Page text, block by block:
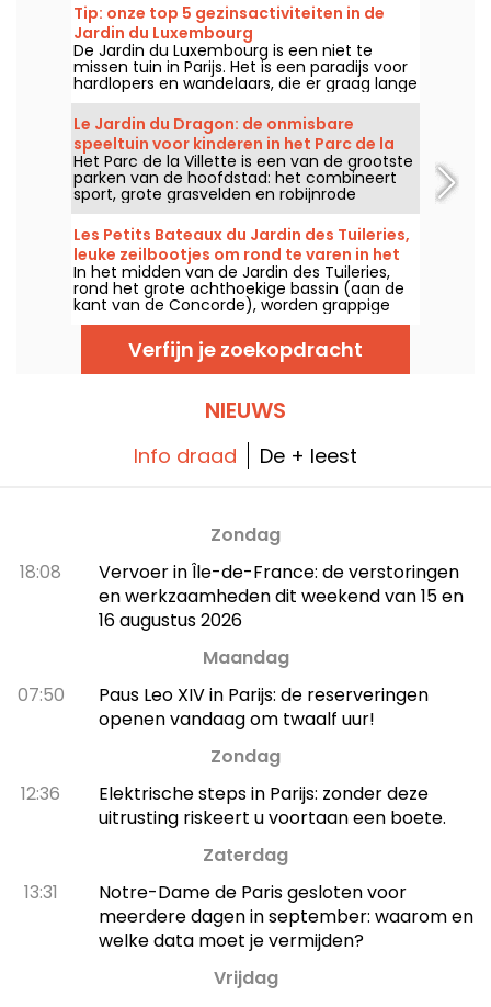
Tip: onze top 5 gezinsactiviteiten in de
Jardin du Luxembourg
De Jardin du Luxembourg is een niet te
missen tuin in Parijs. Het is een paradijs voor
hardlopers en wandelaars, die er graag lange
middagen doorbrengen, maar ook een
favoriete plek voor gezinnen, die er stoom
kunnen afblazen of gebruik kunnen maken
van de kindvriendelijke activiteiten die in de
tuin worden aangeboden.
Le Jardin du Dragon: de onmisbare
speeltuin voor kinderen in het Parc de la
Villette
Het Parc de la Villette is een van de grootste
parken van de hoofdstad: het combineert
sport, grote grasvelden en robijnrode
infrastructuur en is een speeltuin voor
gezinnen en kinderen, die zich uitleven in de
buitenspeeltuinen.
Les Petits Bateaux du Jardin des Tuileries,
leuke zeilbootjes om rond te varen in het
Grand Bassin
In het midden van de Jardin des Tuileries,
rond het grote achthoekige bassin (aan de
kant van de Concorde), worden grappige
zeilbootjes royaal geduwd door kinderen uit
het hele bassin. De Petits Bateaux, een
historische traditie in de Tuilerieën, zijn een
van de belangrijkste gezinsattracties van de
Verfijn je zoekopdracht
NIEUWS
Info draad De + leest
Zondag
18:08
Vervoer in Île-de-France: de verstoringen
en werkzaamheden dit weekend van 15 en
16 augustus 2026
Maandag
07:50
Paus Leo XIV in Parijs: de reserveringen
openen vandaag om twaalf uur!
Zondag
12:36
Elektrische steps in Parijs: zonder deze
uitrusting riskeert u voortaan een boete.
Zaterdag
13:31
Notre-Dame de Paris gesloten voor
meerdere dagen in september: waarom en
welke data moet je vermijden?
Vrijdag